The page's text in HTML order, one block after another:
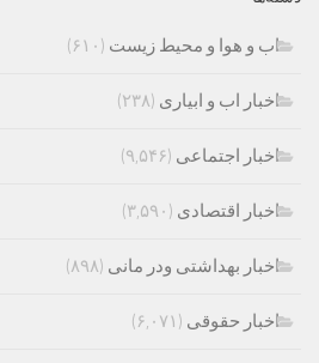
اب و هوا و محیط زیست (۶۱۰)
اخبار اب و ابیاری (۲۳۸)
اخبار اجتماعی (۹,۵۴۶)
اخبار اقتصادی (۳,۵۹۰)
اخبار بهداشتی ودر مانی (۸۹۸)
اخبار حقوقی (۶,۰۷۱)